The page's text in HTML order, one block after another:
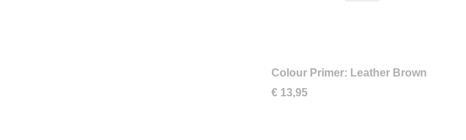
Colour Primer: Leather Brown
€ 13,95